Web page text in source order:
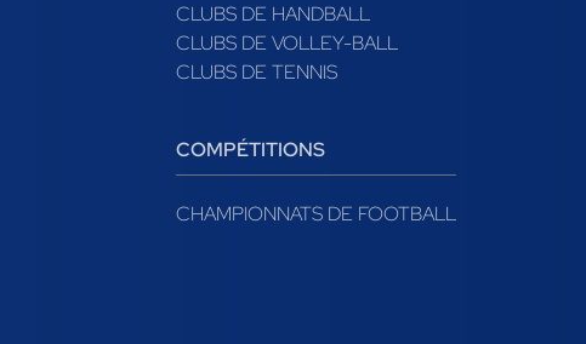
CLUBS DE HANDBALL
CLUBS DE VOLLEY-BALL
CLUBS DE TENNIS
COMPÉTITIONS
CHAMPIONNATS DE FOOTBALL